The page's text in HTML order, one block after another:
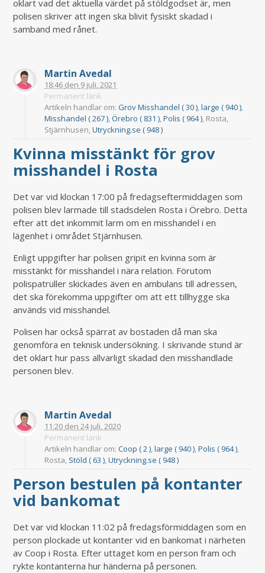
oklart vad det aktuella värdet på stöldgodset är, men
polisen skriver att ingen ska blivit fysiskt skadad i
samband med rånet.
Martin Avedal
18:46 den 9 juli, 2021
Permanent länk
Artikeln handlar om:Grov Misshandel ( 30 ),large ( 940 ),
Misshandel ( 267 ),Örebro ( 831 ),Polis ( 964 ), Rosta,
Stjärnhusen,Utryckning.se ( 948 )
Kvinna misstänkt för grov
misshandel i Rosta
Det var vid klockan 17:00 på fredagseftermiddagen som
polisen blev larmade till stadsdelen Rosta i Örebro. Detta
efter att det inkommit larm om en misshandel i en
lägenhet i området Stjärnhusen.
Enligt uppgifter har polisen gripit en kvinna som är
misstänkt för misshandel i nära relation. Förutom
polispatruller skickades även en ambulans till adressen,
det ska förekomma uppgifter om att ett tillhygge ska
används vid misshandel.
Polisen har också spärrat av bostaden då man ska
genomföra en teknisk undersökning. I skrivande stund är
det oklart hur pass allvarligt skadad den misshandlade
personen blev.
Martin Avedal
11:20 den 24 juli, 2020
Permanent länk
Artikeln handlar om:Coop ( 2 ),large ( 940 ),Polis ( 964 ),
Rosta, Stöld ( 63 ),Utryckning.se ( 948 )
Person bestulen på kontanter
vid bankomat
Det var vid klockan 11:02 på fredagsförmiddagen som en
person plockade ut kontanter vid en bankomat i närheten
av Coop i Rosta. Efter uttaget kom en person fram och
rykte kontanterna hur händerna på personen.